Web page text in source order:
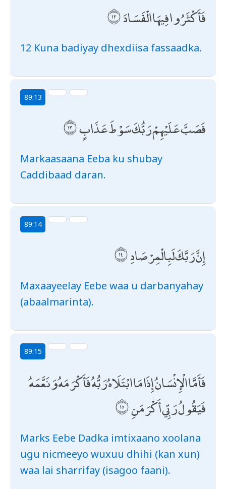
فَأَكْثَرُوا فِيهَا الْفَسَادَ
12 Kuna badiyay dhexdiisa fassaadka.
89:13
فَصَبَّ عَلَيْهِمْ رَبُّكَ سَوْطَ عَذَابٍ
Markaasaana Eeba ku shubay
Caddibaad daran.
89:14
إِنَّ رَبَّكَ لَبِالْمِرْصَادِ
Maxaayeelay Eebe waa u darbanyahay
(abaalmarinta).
89:15
فَأَمَّا الْإِنْسَانُ إِذَا مَا ابْتَلَاهُ رَبُّهُ فَأَكْرَمَهُ وَنَعَّمَهُ
فَيَقُولُ رَبِّي أَكْرَمَنِ
Marks Eebe Dadka imtixaano xoolana
ugu nicmeeyo wuxuu dhihi (kan xun)
waa lai sharrifay (isagoo faani).